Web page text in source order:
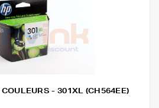
- 301XL (CH564EE)